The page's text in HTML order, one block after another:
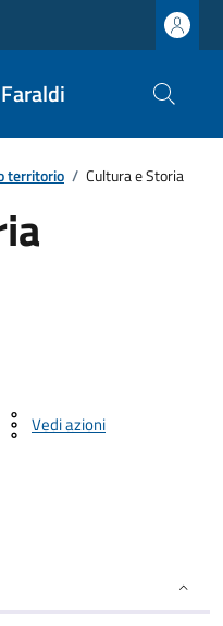
territorio / Cultura e Storia
Vedi azioni